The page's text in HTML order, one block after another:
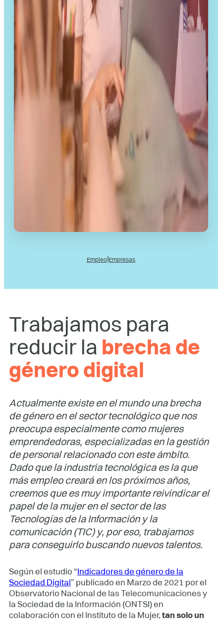
Empleo Empresas
Trabajamos para
reducir la brecha de
género digital
Actualmente existe en el mundo una brecha
de género en el sector tecnológico que nos
preocupa especialmente como mujeres
emprendedoras, especializadas en la gestión
de personal relacionado con este ámbito.
Dado que la industria tecnológica es la que
más empleo creará en los próximos años,
creemos que es muy importante reivindicar el
papel de la mujer en el sector de las
Tecnologías de la Información y la
comunicación (TIC) y, por eso, trabajamos
para conseguirlo buscando nuevos talentos.
Según el estudio “ Indicadores de género de la
Sociedad Digital ” publicado en Marzo de 2021 por el
Observatorio Nacional de las Telecomunicaciones y
la Sociedad de la Información (ONTSI) en
colaboración con el Instituto de la Mujer, tan solo un